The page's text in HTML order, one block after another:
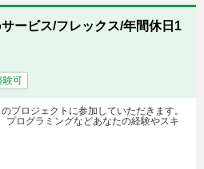
ービス/フレックス/年間休日1
験可
プロジェクトに参加していただきます。
プログラミングなどあなたの経験やスキ